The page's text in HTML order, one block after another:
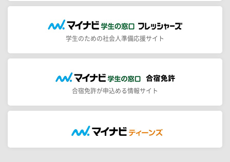
学生のための社会人準備応援サイト
合宿免許が申込める情報サイト